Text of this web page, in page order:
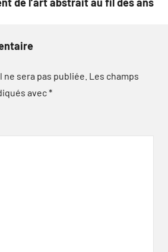
sera pas publiée. Les champs
avec*